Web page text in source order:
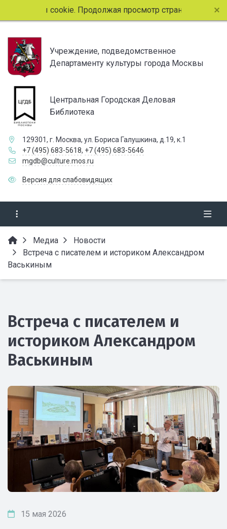
файлы cookie. Продолжая просмотр страниц сайта, вы
Учреждение, подведомственное
Департаменту культуры города Москвы
Центральная Городская Деловая
Библиотека
129301, г. Москва, ул. Бориса Галушкина, д.19, к.1
+7 (495) 683-5618, +7 (495) 683-5646
mgdb@culture.mos.ru
Версия для слабовидящих
Медиа
Новости
Встреча с писателем и историком Александром
Васькиным
Встреча с писателем и
историком Александром
Васькиным
15 мая 2026